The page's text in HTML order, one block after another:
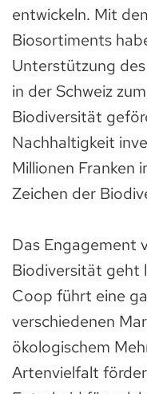
entwickeln. Mit
Biosortiments
Unterstützung
in der Schweiz
Biodiversität
Nachhaltigkeit
Millionen Franken
Zeichen der
Das Engagement
Biodiversität geht
Coop führt eine
verschiedenen
ökologischem
Artenvielfalt